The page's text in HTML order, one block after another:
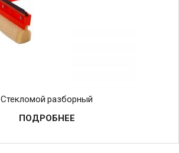
Стекломой разборный
ПОДРОБНЕЕ